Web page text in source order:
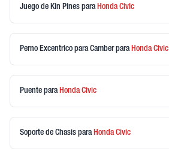
Juego de Kin Pines para HondaCivic
Perno Excentrico para Camberpara HondaCivic
Puente para HondaCivic
Soporte de Chasis para HondaCivic